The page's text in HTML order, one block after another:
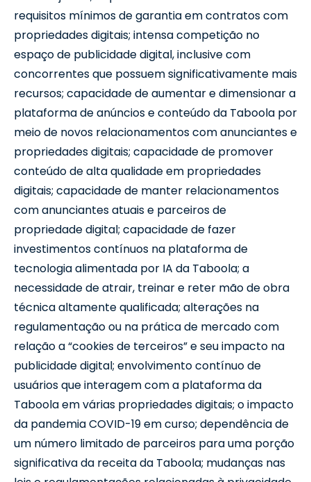
requisitos mínimos de garantia em contratos com
propriedades digitais; intensa competição no
espaço de publicidade digital, inclusive com
concorrentes que possuem significativamente mais
recursos; capacidade de aumentar e dimensionar a
plataforma de anúncios e conteúdo da Taboola por
meio de novos relacionamentos com anunciantes e
propriedades digitais; capacidade de promover
conteúdo de alta qualidade em propriedades
digitais; capacidade de manter relacionamentos
com anunciantes atuais e parceiros de
propriedade digital; capacidade de fazer
investimentos contínuos na plataforma de
tecnologia alimentada por IA da Taboola; a
necessidade de atrair, treinar e reter mão de obra
técnica altamente qualificada; alterações na
regulamentação ou na prática de mercado com
relação a “cookies de terceiros” e seu impacto na
publicidade digital; envolvimento contínuo de
usuários que interagem com a plataforma da
Taboola em várias propriedades digitais; o impacto
da pandemia COVID-19 em curso; dependência de
um número limitado de parceiros para uma porção
significativa da receita da Taboola; mudanças nas